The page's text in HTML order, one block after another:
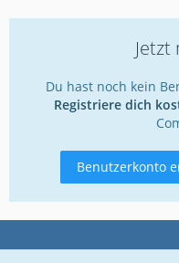
Du hast noch kein
Registriere dich
Benutzerkonto
Datenschutzerklärung